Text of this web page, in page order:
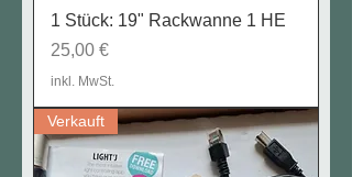
1 Stück: 19" Rackwanne 1 HE
Preis
25,00 €
inkl. MwSt.
Verkauft